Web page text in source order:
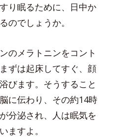
り眠るために、日中か
のでしょうか。
のメラトニンをコント
ずは起床してすぐ、顔
びます。そうすること
に伝わり、その約14時
分泌され、人は眠気を
ますよ。